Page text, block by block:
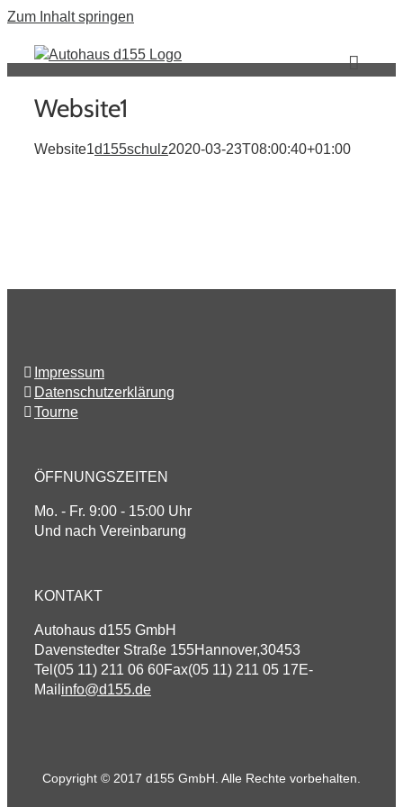
Zum Inhalt springen
Website1
Website1d155schulz2020-03-23T08:00:40+01:00
Impressum
Datenschutzerklärung
Tourne
ÖFFNUNGSZEITEN
Mo. - Fr. 9:00 - 15:00 Uhr
Und nach Vereinbarung
KONTAKT
Autohaus d155 GmbH
Davenstedter Straße 155Hannover,30453
Tel (05 11) 211 06 60Fax(05 11) 211 05 17E-
Mail info@d155.de
Copyright © 2017 d155 GmbH. Alle Rechte vorbehalten.